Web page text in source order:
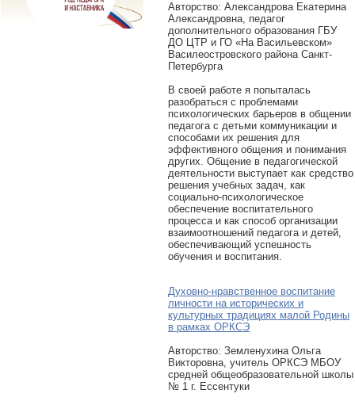
Авторcтво: Александрова Екатерина
Александровна, педагог
дополнительного образования ГБУ
ДО ЦТР и ГО «На Васильевском»
Василеостровского района Санкт-
Петербурга
В своей работе я попыталась
разобраться с проблемами
психологических барьеров в общении
педагога с детьми коммуникации и
способами их решения для
эффективного общения и понимания
других. Общение в педагогической
деятельности выступает как средство
решения учебных задач, как
социально-психологическое
обеспечение воспитательного
процесса и как способ организации
взаимоотношений педагога и детей,
обеспечивающий успешность
обучения и воспитания.
Духовно-нравственное воспитание
личности на исторических и
культурных традициях малой Родины
в рамках ОРКСЭ
Авторcтво: Земленухина Ольга
Викторовна, учитель ОРКСЭ МБОУ
средней общеобразовательной школы
№ 1 г. Ессентуки